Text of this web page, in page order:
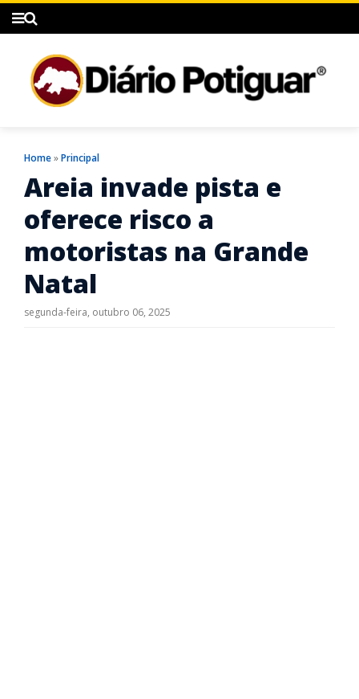
Home»Principal
Areia invade pista e
oferece risco a
motoristas na Grande
Natal
segunda-feira, outubro 06, 2025